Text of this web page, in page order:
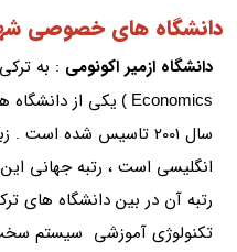
دانشگاه های خصوصی
دانشگاه ازمیر اکونومی : به
Economics )
یکی از
سال 2001 تاسیس شده
تکنولوژی آموزشی سیستم سخت